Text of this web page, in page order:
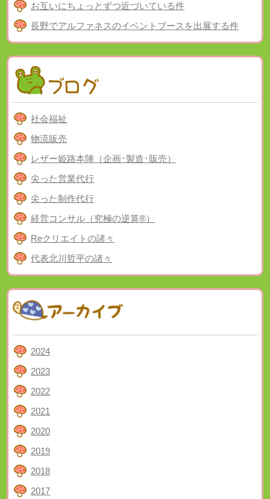
お互いにちょっとずつ近づいている件
長野でアルファネスのイベントブースを出展する件
社会福祉
物流販売
レザー姫路本陣（企画･製造･販売）
尖った営業代行
尖った制作代行
経営コンサル（究極の逆算®）
Reクリエイトの諸々
代表北川哲平の諸々
2024
2023
2022
2021
2020
2019
2018
2017